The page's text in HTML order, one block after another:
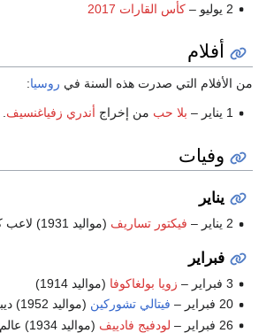
2 يوليو – كأس القارات 2017
أفلام
من الأفلام التي صدرت هذه السنة في روسيا:
1 يناير – بلا حب من إخراج أندري زفياغنسيف
وفيات
يناير
2 يناير – فيكتور تساريف (مواليد 1931) لاعب كرة قدم روسي.
فبراير
3 فبراير – زويا بولغاكوفا (مواليد 1914)
20 فبراير –
فيتالي تشوركين (مواليد 1952) ديبلوماسي روسي.
26 فبراير –
لودفيج فادييف (مواليد 1934) عالم رياضيات روسي.